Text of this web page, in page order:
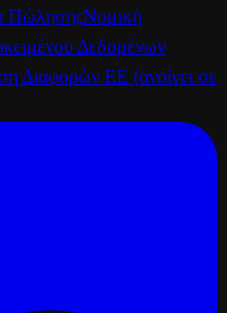
ΠώλησηςΝομική
Δεδομένων
Διαφορών ΕΕ (ανοίγει σε